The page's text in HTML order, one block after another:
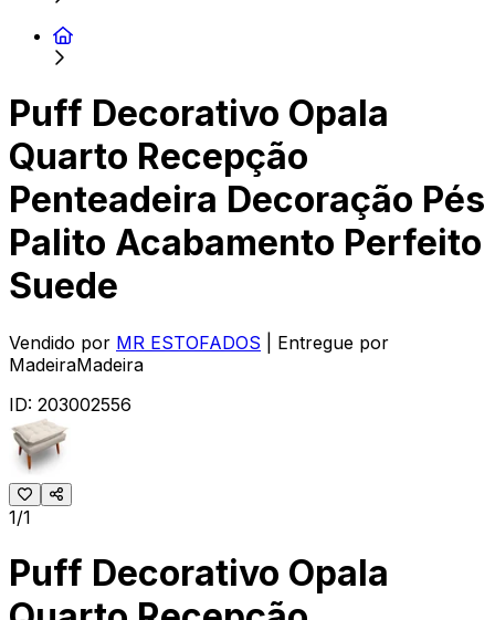
Puff Decorativo Opala
Quarto Recepção
Penteadeira Decoração Pés
Palito Acabamento Perfeito
Suede
Vendido por MR ESTOFADOS
| Entregue por
MadeiraMadeira
ID: 203002556
1/1
Puff Decorativo Opala